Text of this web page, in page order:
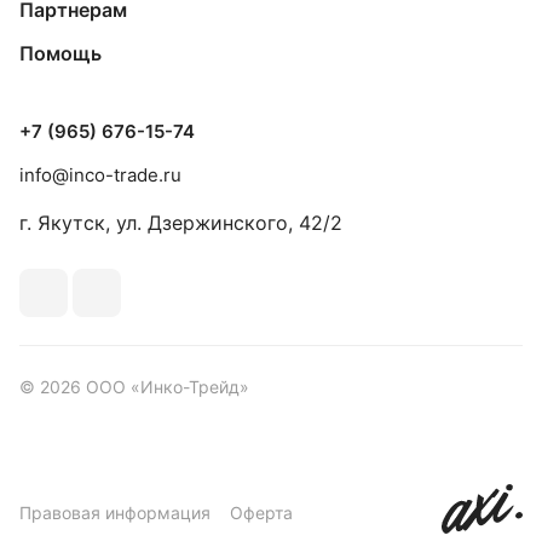
Партнерам
Помощь
+7 (965) 676-15-74
info@inco-trade.ru
г. Якутск, ул. Дзержинского, 42/2
© 2026 ООО «Инко-Трейд»
Правовая информация Оферта